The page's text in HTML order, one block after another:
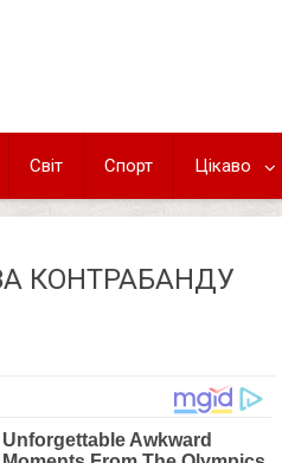
Світ Спорт Цікаво
КОНТРАБАНДУ